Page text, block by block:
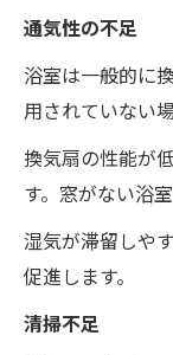
通気性の不足
浴室は一般的に
用されていない
換気扇の性能が
す。窓がない浴
湿気が滞留しや
促進します。
清掃不足